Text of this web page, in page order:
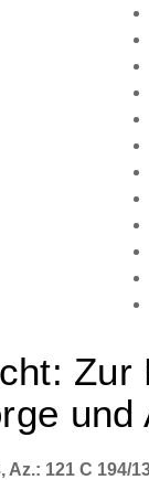
121 C 194/